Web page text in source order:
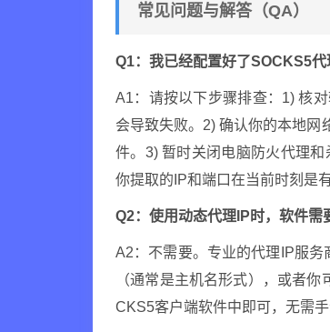
常见问题与解答（QA）
Q1：我已经配置好了SOCKS5代
A1：请按以下步骤排查：1) 核
会导致失败。2) 确认你的本地网
件。3) 暂时关闭电脑防火代理
你提取的IP和端口在当前时刻是有
Q2：使用动态代理IP时，软件需
A2：不需要。专业的代理IP服
（通常是主机名形式），或者
CKS5客户端软件中即可，无需手